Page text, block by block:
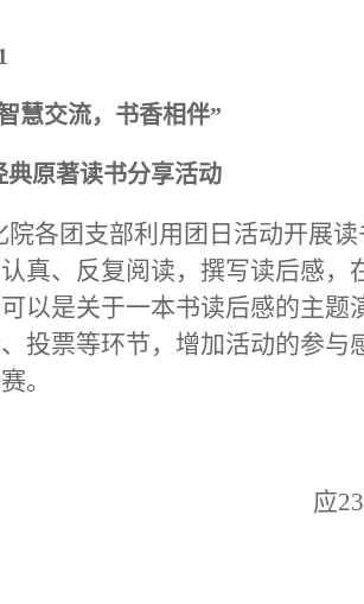
慧交流，书香相伴”
典原著读书分享活动
院各团支部利用团日活动开展
真、反复阅读，撰写读后感，
以是关于一本书读后感的主题
投票等环节，增加活动的参与
。
应